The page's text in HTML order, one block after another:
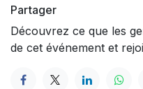
Partager
Découvrez ce que les
de cet événement et